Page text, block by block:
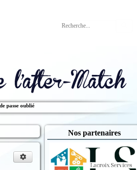
passe oublié
Nos partenaires